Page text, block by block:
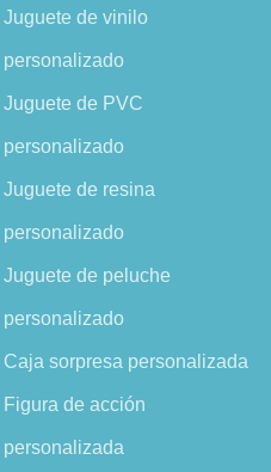
Juguete de vinilo
personalizado
Juguete de PVC
personalizado
Juguete de resina
personalizado
Juguete de peluche
personalizado
Caja sorpresa personalizada
Figura de acción
personalizada